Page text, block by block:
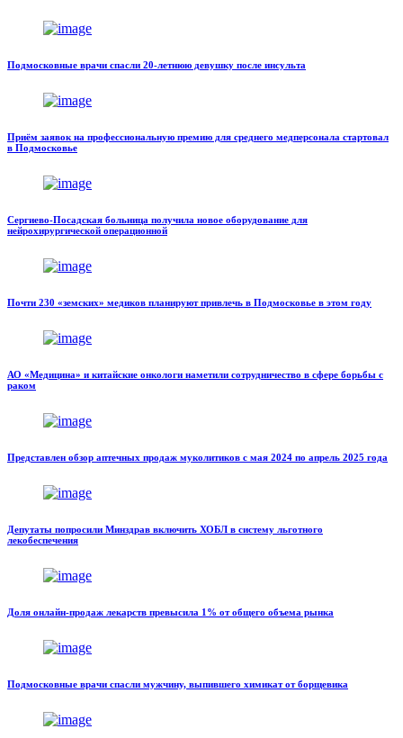
Подмосковные врачи спасли 20-летнюю девушку после инсульта
Приём заявок на профессиональную премию для среднего медперсонала стартовал
в Подмосковье
Сергиево-Посадская больница получила новое оборудование для
нейрохирургической операционной
Почти 230 «земских» медиков планируют привлечь в Подмосковье в этом году
АО «Медицина» и китайские онкологи наметили сотрудничество в сфере борьбы с
раком
Представлен обзор аптечных продаж муколитиков с мая 2024 по апрель 2025 года
Депутаты попросили Минздрав включить ХОБЛ в систему льготного
лекобеспечения
Доля онлайн-продаж лекарств превысила 1% от общего объема рынка
Подмосковные врачи спасли мужчину, выпившего химикат от борщевика